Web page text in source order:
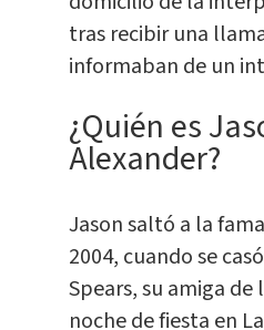
tras recibir una
informaban de un
¿Quién es
Alexander?
Jason saltó a la
2004, cuando se
Spears, su amiga de
noche de fiesta en